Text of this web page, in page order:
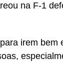
na F-1
irem